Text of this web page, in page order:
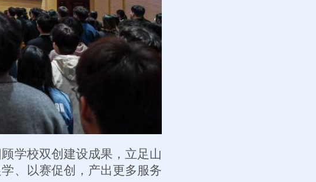
学校双创建设成果，立足山
、以赛促创，产出更多服务